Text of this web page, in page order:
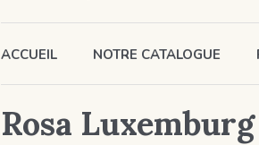
ACCUEIL NOTRE CATALOGUE
Rosa Luxemburg